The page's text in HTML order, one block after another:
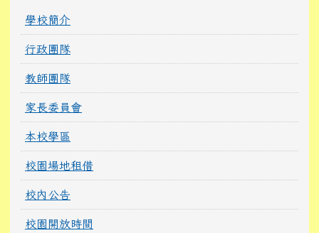
學校簡介
行政團隊
教師團隊
家長委員會
本校學區
校園場地租借
校內公告
校園開放時間